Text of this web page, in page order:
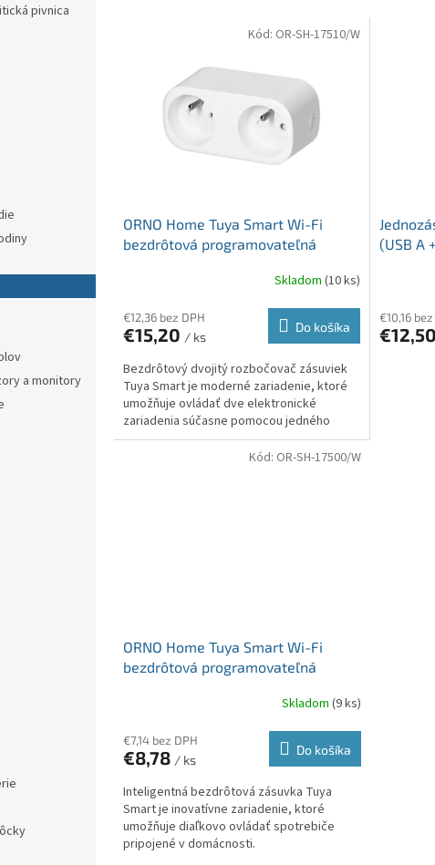
pivnica
a monitory
ORNO Home Tuya Smart Wi-Fi
bezdrôtová programovateľná
Skladom (10 ks)
€12,36 bez DPH
€15,20 / ks
Do košíka
Bezdrôtový dvojitý rozbočovač zásuviek
Tuya Smart je moderné zariadenie, ktoré
umožňuje ovládať dve elektronické
zariadenia súčasne pomocou jedného
centrálneho riadiaceho bodu.
Kód: OR-SH-17510/W
(USB A
€10,16
€12,50
ORNO Home Tuya Smart Wi-Fi
bezdrôtová programovateľná
Skladom (9 ks)
€7,14 bez DPH
€8,78 / ks
Do košíka
Inteligentná bezdrôtová zásuvka Tuya
Smart je inovatívne zariadenie, ktoré
umožňuje diaľkovo ovládať spotrebiče
pripojené v domácnosti.
Kód: OR-SH-17500/W